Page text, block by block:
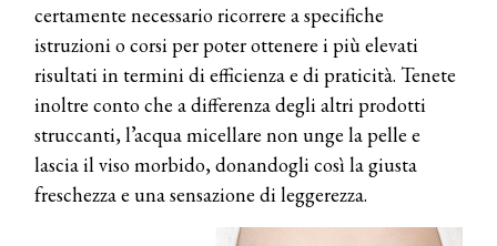
certamente necessario ricorrere a specifiche
istruzioni o corsi per poter ottenere i più elevati
risultati in termini di efficienza e di praticità. Tenete
inoltre conto che a differenza degli altri prodotti
struccanti, l’acqua micellare non unge la pelle e
lascia il viso morbido, donandogli così la giusta
freschezza e una sensazione di leggerezza.